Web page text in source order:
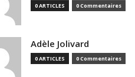
0 ARTICLES 0 Commentaires
Adèle Jolivard
0 ARTICLES 0 Commentaires